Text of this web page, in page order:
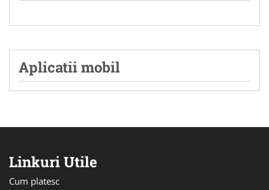
Aplicatii mobil
Linkuri Utile
Cum platesc